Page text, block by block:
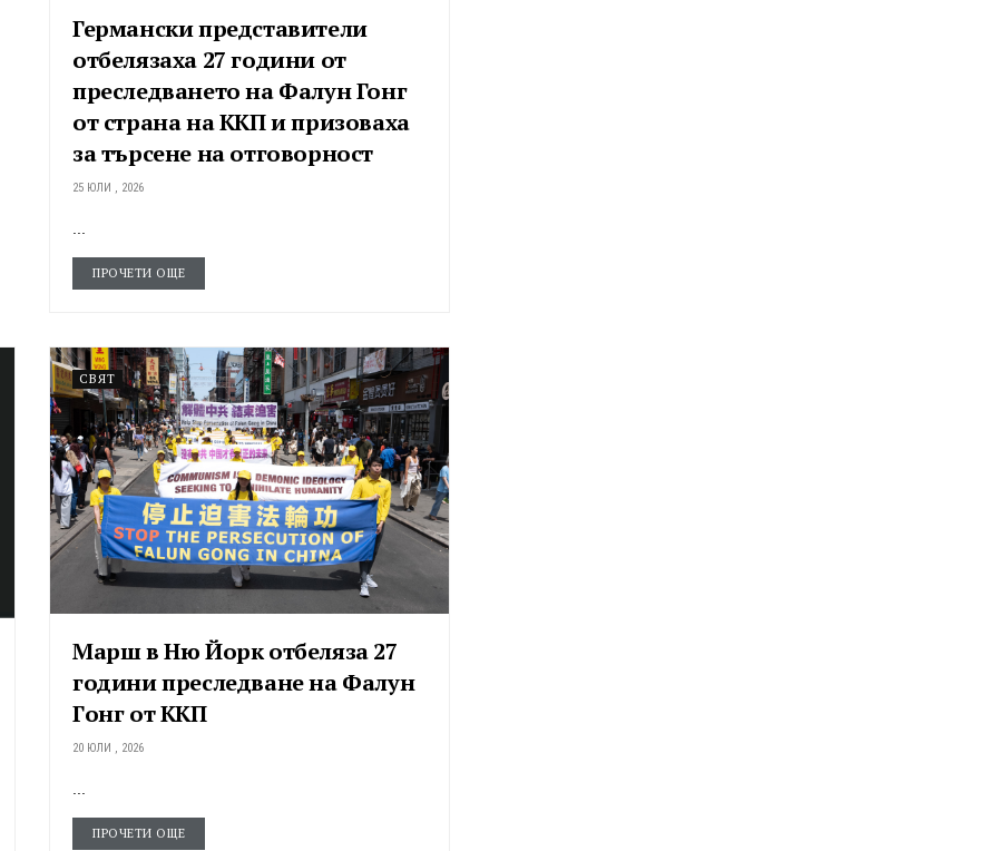
Германски представители
отбелязаха 27 години от
преследването на Фалун Гонг
от страна на ККП и призоваха
за търсене на отговорност
25 ЮЛИ , 2026
...
ПРОЧЕТИ ОЩЕ
СВЯТ
Марш в Ню Йорк отбеляза 27
години преследване на Фалун
Гoнг от ККП
20 ЮЛИ , 2026
ПРОЧЕТИ ОЩЕ